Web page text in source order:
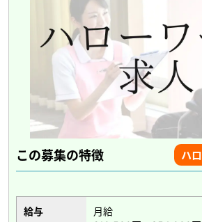
この募集の特徴 ハ
給与
月給